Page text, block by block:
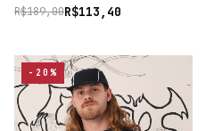
R$113,40
R$189,00
-20%